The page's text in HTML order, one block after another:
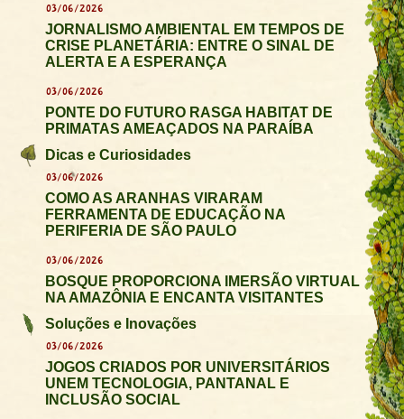
03/06/2026
JORNALISMO AMBIENTAL EM TEMPOS DE
CRISE PLANETÁRIA: ENTRE O SINAL DE
ALERTA E A ESPERANÇA
03/06/2026
PONTE DO FUTURO RASGA HABITAT DE
PRIMATAS AMEAÇADOS NA PARAÍBA
Dicas e Curiosidades
03/06/2026
COMO AS ARANHAS VIRARAM
FERRAMENTA DE EDUCAÇÃO NA
PERIFERIA DE SÃO PAULO
03/06/2026
BOSQUE PROPORCIONA IMERSÃO VIRTUAL
NA AMAZÔNIA E ENCANTA VISITANTES
Soluções e Inovações
03/06/2026
JOGOS CRIADOS POR UNIVERSITÁRIOS
UNEM TECNOLOGIA, PANTANAL E
INCLUSÃO SOCIAL